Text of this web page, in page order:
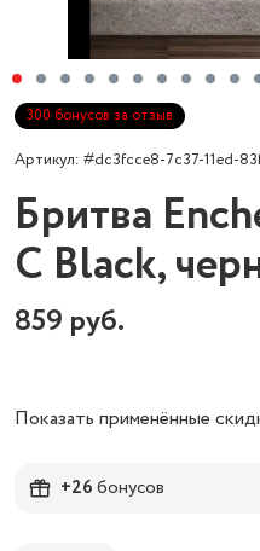
300 бонусов за отзыв
Артикул: #dc3fcce8-7c37-11ed-
Бритва
C Black,
859 руб.
Показать применённые
+26бонусов